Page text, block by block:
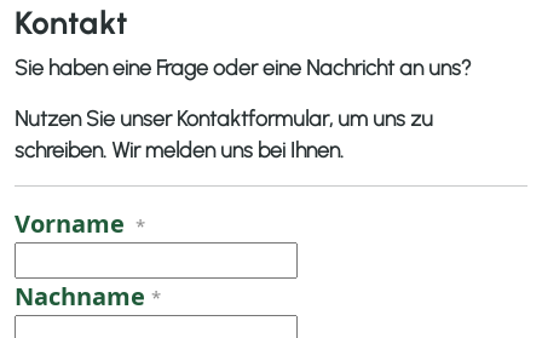
Kontakt
Sie haben eine Frage oder eine Nachricht an uns?
Nutzen Sie unser Kontaktformular, um uns zu
schreiben. Wir melden uns bei Ihnen.
Vorname *
Nachname *